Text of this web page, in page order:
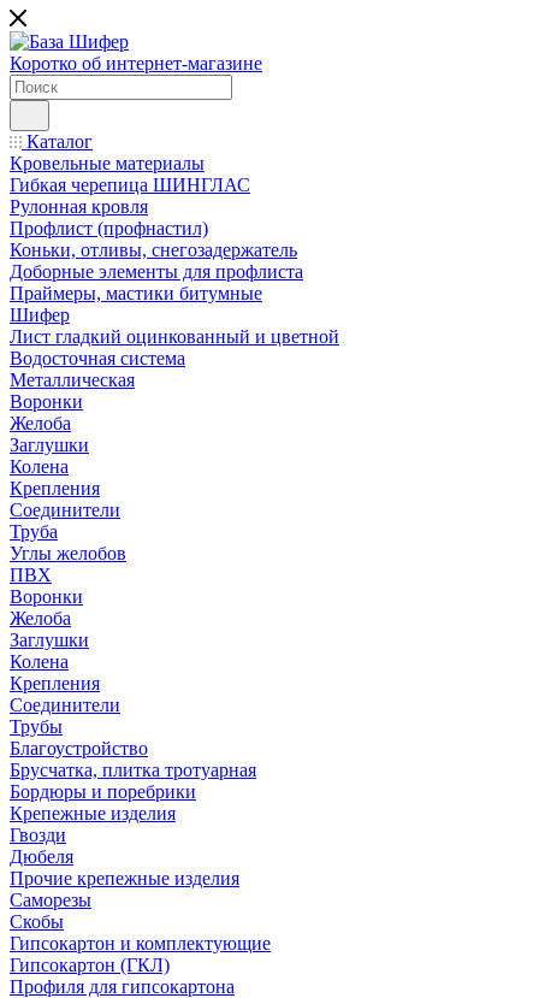
Коротко об интернет-магазине
Каталог
Кровельные материалы
Гибкая черепица ШИНГЛАС
Рулонная кровля
Профлист (профнастил)
Коньки, отливы, снегозадержатель
Доборные элементы для профлиста
Праймеры, мастики битумные
Шифер
Лист гладкий оцинкованный и цветной
Водосточная система
Металлическая
Воронки
Желоба
Заглушки
Колена
Крепления
Соединители
Труба
Углы желобов
ПВХ
Воронки
Желоба
Заглушки
Колена
Крепления
Соединители
Трубы
Благоустройство
Брусчатка, плитка тротуарная
Бордюры и поребрики
Крепежные изделия
Гвозди
Дюбеля
Прочие крепежные изделия
Саморезы
Скобы
Гипсокартон и комплектующие
Гипсокартон (ГКЛ)
Профиля для гипсокартона